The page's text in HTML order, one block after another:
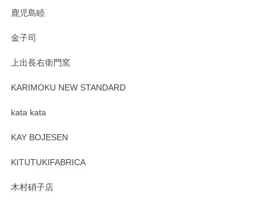
鹿児島睦
金子司
上出長右衛門窯
KARIMOKU NEW STANDARD
kata kata
KAY BOJESEN
KITUTUKIFABRICA
木村硝子店